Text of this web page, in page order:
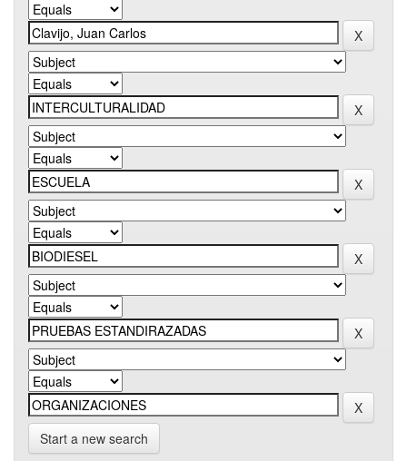
Start a new search